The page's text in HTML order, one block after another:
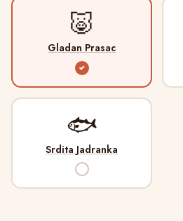
🐷
Gladan Prasac
✓
🐟
Srdita Jadranka